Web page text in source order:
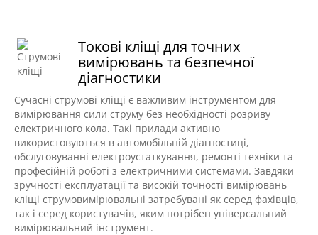
Токові кліщі для точних
вимірювань та безпечної
діагностики
Сучасні струмові кліщі є важливим інструментом для
вимірювання сили струму без необхідності розриву
електричного кола. Такі прилади активно
використовуються в автомобільній діагностиці,
обслуговуванні електроустаткування, ремонті техніки та
професійній роботі з електричними системами. Завдяки
зручності експлуатації та високій точності вимірювань
кліщі струмовимірювальні затребувані як серед фахівців,
так і серед користувачів, яким потрібен універсальний
вимірювальний інструмент.